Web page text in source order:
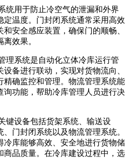
统用于防止冷空气的泄漏和外界
定温度。门封闭系统通常采用高效
安全感应装置，确保门的顺畅、
效果。
理系统是自动化立体冷库运行管
备进行联动，实现对货物流向、
精确监控和管理。物流管理系统能
询功能，帮助冷库管理人员进行决
键设备包括货架系统、输送设
门封闭系统以及物流管理系统。
冷库能够高效、安全地进行货物储
商品质量。在冷库建设过程中，选